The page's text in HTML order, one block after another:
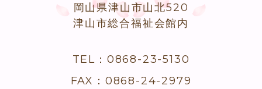
岡山県津山市山北520
津山市総合福祉会館内
TEL：0868-23-5130
FAX：0868-24-2979